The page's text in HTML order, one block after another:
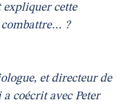
expliquer cette
?
et directeur de
coécrit avec Peter